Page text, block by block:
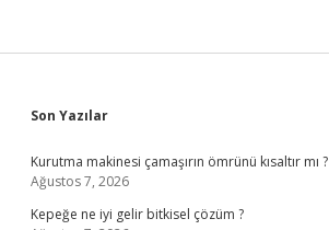
Sidebar
Son Yazılar
Kurutma makinesi çamaşırın ömrünü kısaltır mı ?
Ağustos 7, 2026
Kepeğe ne iyi gelir bitkisel çözüm ?